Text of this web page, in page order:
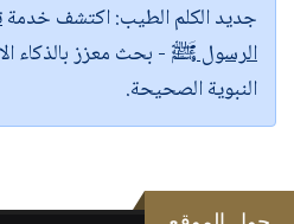
جديد الكلم الطيب:اكتشف خدمة
الرسول ﷺ - بحث معزز بالذكاء
النبوية الصحيحة.